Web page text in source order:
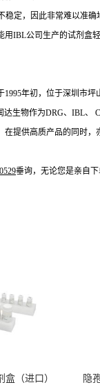
稳定，因此非常难以准确
IBL公司生产的试剂盒轻
1995年初，位于深圳市
生物作为DRG、IBL、
提供高质产品的同时
垂询，无论您是亲自
（进口） 隐